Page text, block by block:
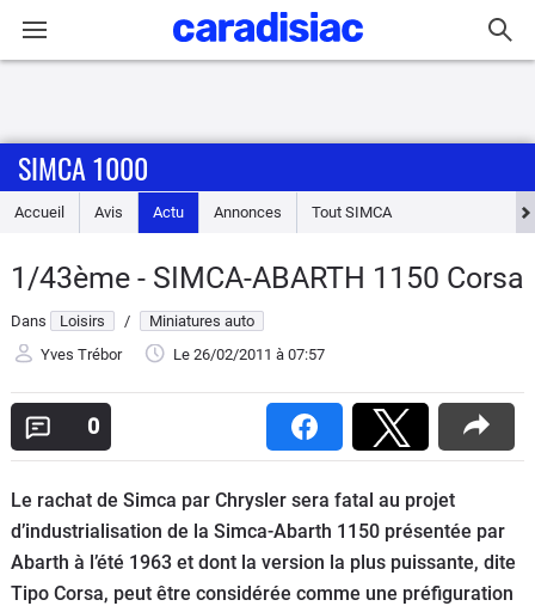
Accueil
Essais
Guide
Electriques
Utilitaires
Flottes
Auto
SIMCA 1000
Accueil Avis Actu Annonces Tout SIMCA
1/43ème - SIMCA-ABARTH 1150 Corsa
Dans Loisirs /
Miniatures auto
Yves Trébor
Le 26/02/2011 à 07:57
0
Le rachat de Simca par Chrysler sera fatal au projet
d’industrialisation de la Simca-Abarth 1150 présentée par
Abarth à l’été 1963 et dont la version la plus puissante, dite
Tipo Corsa, peut être considérée comme une préfiguration